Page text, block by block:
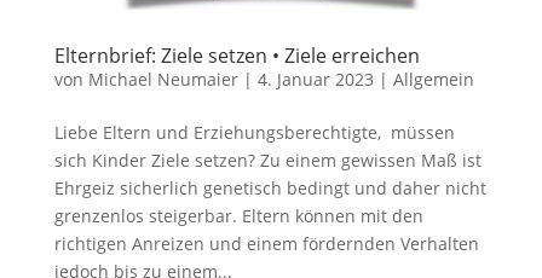
Elternbrief: Ziele setzen • Ziele erreichen
von Michael Neumaier| 4. Januar 2023 | Allgemein
Liebe Eltern und Erziehungsberechtigte, müssen
sich Kinder Ziele setzen? Zu einem gewissen Maß ist
Ehrgeiz sicherlich genetisch bedingt und daher nicht
grenzenlos steigerbar. Eltern können mit den
richtigen Anreizen und einem fördernden Verhalten
jedoch bis zu einem...